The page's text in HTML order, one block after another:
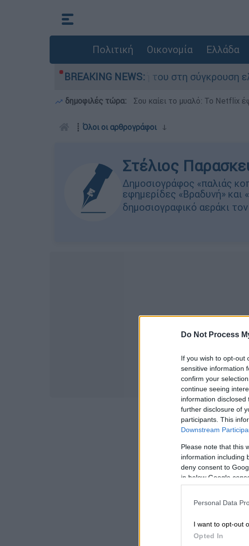
Do Not Process
If you wish to opt-out
sensitive information
confirm your
continue seeing
information
further disclosure of
participants. This
Downstream
Please note that this
information including
deny consent to
in below Google
Personal Data
I want to opt-out
Opted In
Πολιτική Οικονομία Ελλάδα
BREAKING NEWS:
Δαμίγο που έχασε τη ζωή του στη σύγκρουση
δημοφιλές τώρα: Σου καίει το μυαλό: Το Netflix
┋ Όλοι οι αρθρογράφοιↆ
Στέλιος
Δημοσιογράφος «παλιάς
εφημερίδες «Βραδυνή»
δημοσιογραφικό αεράκι